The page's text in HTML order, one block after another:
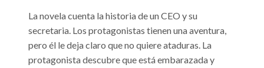
La novela cuenta la historia de un CEO y su
secretaria. Los protagonistas tienen una aventura,
pero él le deja claro que no quiere ataduras. La
protagonista descubre que está embarazada y